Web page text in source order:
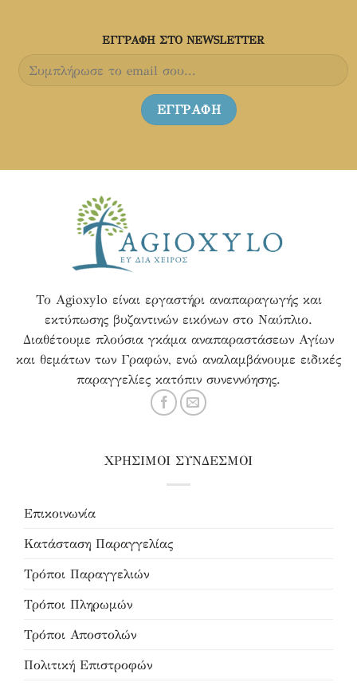
ΕΓΓΡΑΦH ΣΤΟ NEWSLETTER
Το Agioxylo είναι εργαστήρι αναπαραγωγής και
εκτύπωσης βυζαντινών εικόνων στο Ναύπλιο.
Διαθέτουμε πλούσια γκάμα αναπαραστάσεων Αγίων
και θεμάτων των Γραφών, ενώ αναλαμβάνουμε ειδικές
παραγγελίες κατόπιν συνεννόησης.
ΧΡΗΣΙΜΟΙ ΣΥΝΔΕΣΜΟΙ
Επικοινωνία
Κατάσταση Παραγγελίας
Τρόποι Παραγγελιών
Τρόποι Πληρωμών
Τρόποι Αποστολών
Πολιτική Επιστροφών